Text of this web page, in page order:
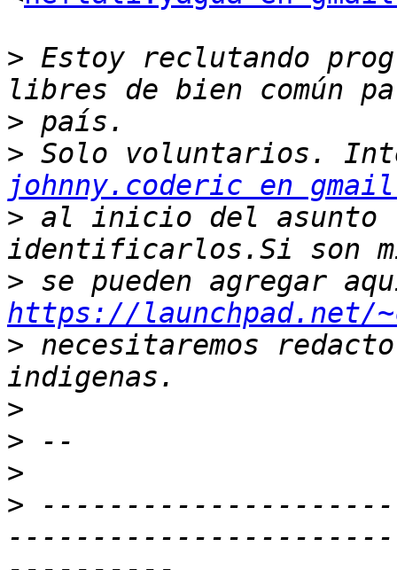
> Estoy reclutando
>
>
johnny.coderic en
> al inicio del asunto
>
https://launchpad.net/
> necesitaremos
>
>
>
>